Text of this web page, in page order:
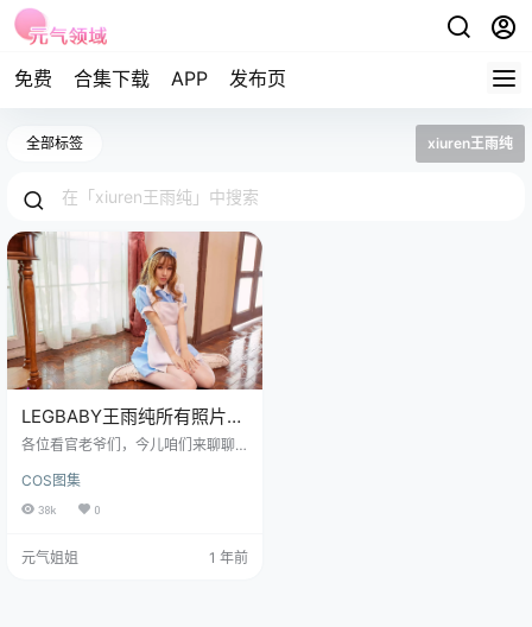
免费 合集下载 APP 发布页
全部标签 xiuren王雨纯
LEGBABY王雨纯所有照片全
集之NO.020女仆装
各位看官老爷们，今儿咱们来聊聊
纯，特别是她那组让人“鼻血直流”的
NO.020期女仆装作品。 免费套图，
流，瞬间冲淡了所有烦恼，让人直
COS图集
38k 0
元气姐姐 1 年前